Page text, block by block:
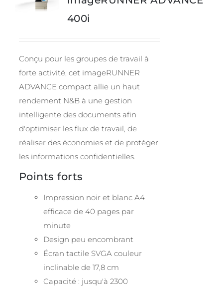
400i
Conçu pour les groupes de travail à
forte activité, cet imageRUNNER
ADVANCE compact allie un haut
rendement N&B à une gestion
intelligente des documents afin
d'optimiser les flux de travail, de
réaliser des économies et de protéger
les informations confidentielles.
Points forts
Impression noir et blanc A4
efficace de 40 pages par
minute
Design peu encombrant
Écran tactile SVGA couleur
inclinable de 17,8 cm
Capacité : jusqu'à 2300